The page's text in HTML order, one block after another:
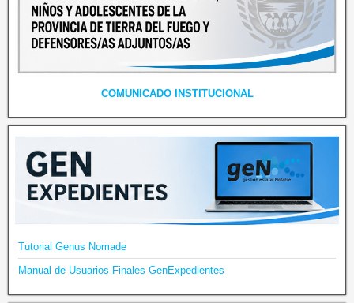
COMUNICADO INSTITUCIONAL
Tutorial Genus Nomade
Manual de Usuarios Finales GenExpedientes